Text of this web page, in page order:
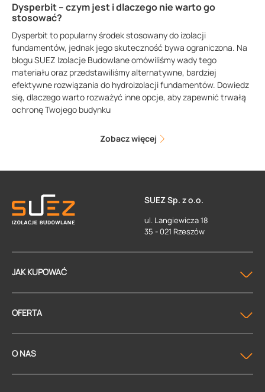
Dysperbit – czym jest i dlaczego nie warto go
stosować?
Dysperbit to popularny środek stosowany do izolacji
fundamentów, jednak jego skuteczność bywa ograniczona. Na
blogu SUEZ Izolacje Budowlane omówiliśmy wady tego
materiału oraz przedstawiliśmy alternatywne, bardziej
efektywne rozwiązania do hydroizolacji fundamentów. Dowiedz
się, dlaczego warto rozważyć inne opcje, aby zapewnić trwałą
ochronę Twojego budynku
Zobacz więcej
SUEZ Sp. z o.o.
ul. Langiewicza 18
35 - 021 Rzeszów
JAK KUPOWAĆ
OFERTA
O NAS